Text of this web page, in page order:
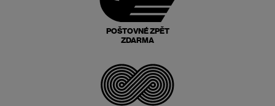
POŠTOVNÉ ZPĚT
ZDARMA